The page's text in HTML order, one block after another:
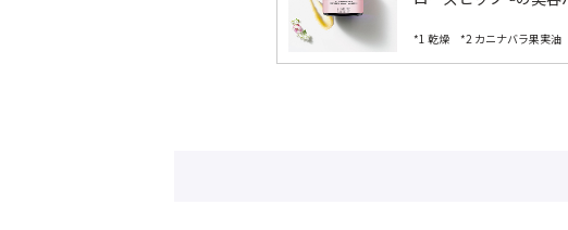
*1 乾燥 *2 カニナバラ果実油（